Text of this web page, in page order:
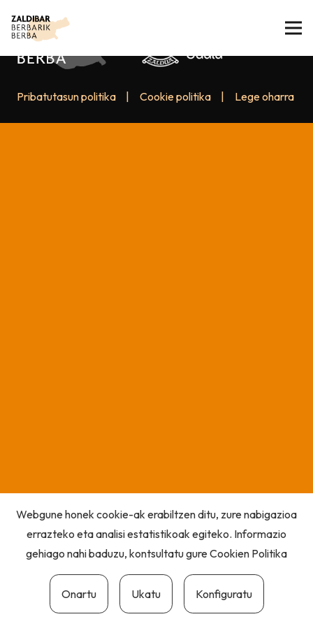
Pribatutasun politika Cookie politika Lege oharra
Webgune honek cookie-ak erabiltzen ditu, zure nabigazioa
errazteko eta analisi estatistikoak egiteko. Informazio
gehiago nahi baduzu, kontsultatu gureCookien Politika
Onartu Ukatu Konfiguratu